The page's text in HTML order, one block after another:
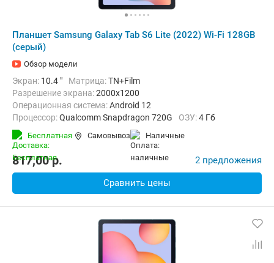
Планшет Samsung Galaxy Tab S6 Lite (2022) Wi-Fi 128GB
(серый)
Обзор модели
Экран: 10.4 " Матрица:TN+Film
Разрешение экрана:2000x1200
Операционная система:Android 12
Процессор:Qualcomm Snapdragon 720G ОЗУ:4 Гб
Встроенная память:
Тыловая камера:
Беспроводная связь:
Bluetooth, Wi-Fi
Бесплатная Самовывоз наличные
817,00p. 2 предложения
Сравнить цены